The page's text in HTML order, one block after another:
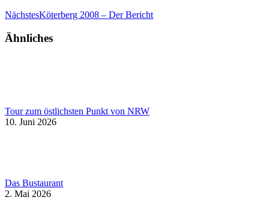
NächstesNächster
Köterberg 2008 – Der Bericht
Ähnliches
Tour zum östlichsten Punkt von NRW
10. Juni 2026
Das Bustaurant
2. Mai 2026